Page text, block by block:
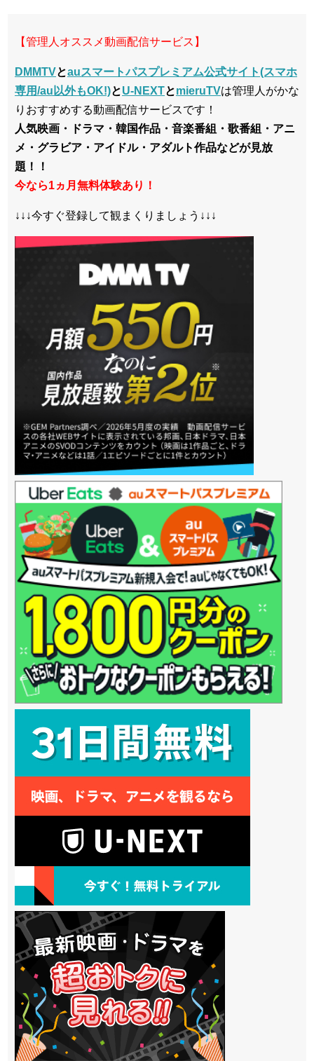
【管理人オススメ動画配信サービス】
DMMTVとauスマートパスプレミアム公式サイト(スマホ
専用/au以外もOK!)とU-NEXTとmieruTVは管理人がかな
りおすすめする動画配信サービスです！
人気映画・ドラマ・韓国作品・音楽番組・歌番組・アニ
メ・グラビア・アイドル・アダルト作品などが見放
題！！
今なら1ヵ月無料体験あり！
↓↓↓今すぐ登録して観まくりましょう↓↓↓